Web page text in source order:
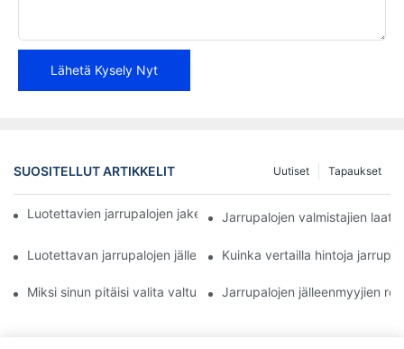
Lähetä Kysely Nyt
SUOSITELLUT ARTIKKELIT Tapaukset
Uutiset
Luotettavien jarrupalojen jakelijoiden löytäminen yrityksellesi
Jarrupalojen valmistajien
Luotettavan jarrupalojen jälleenmyyjän parhaat ominaisuudet
Kuinka vertailla hintoja
Miksi sinun pitäisi valita valtuutettu jarrupalojen jälleenmyyjä
Jarrupalojen jälleenmyyjien